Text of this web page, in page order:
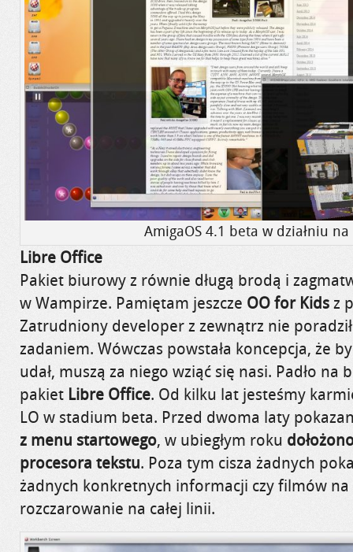
AmigaOS 4.1 beta w działniu na
Libre Office
Pakiet biurowy z równie długą brodą i
w Wampirze. Pamiętam jeszcze OO for Kidsz
Zatrudniony developer z zewnątrz nie
zadaniem. Wówczas powstała koncepcja, że
udał, muszą za niego wziąć się nasi. Padło na
pakiet Libre Office. Od kilku lat jesteśmy
LO w stadium beta. Przed dwoma laty
z menu startowego, w ubiegłym roku
procesora tekstu. Poza tym cisza żadnych
żadnych konkretnych informacji czy filmów na
rozczarowanie na całej linii.